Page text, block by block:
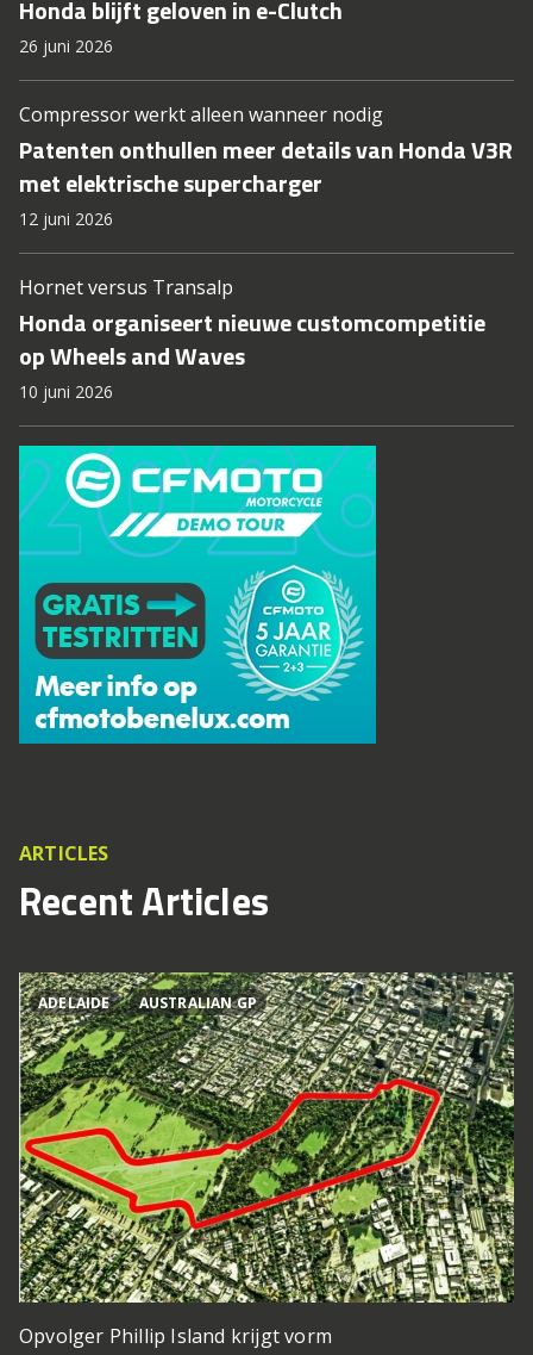
Honda blijft geloven in e-Clutch
26 juni 2026
Compressor werkt alleen wanneer nodig
Patenten onthullen meer details van Honda V3R
met elektrische supercharger
12 juni 2026
Hornet versus Transalp
Honda organiseert nieuwe customcompetitie
op Wheels and Waves
10 juni 2026
ARTICLES
Recent Articles
ADELAIDE AUSTRALIAN GP
Opvolger Phillip Island krijgt vorm